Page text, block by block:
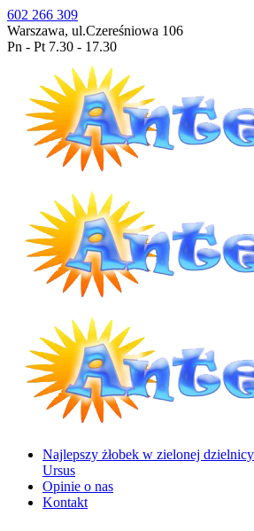
602 266 309
Warszawa, ul.Czereśniowa 106
Pn - Pt 7.30 - 17.30
Najlepszy żłobek w zielonej
Ursus
Opinie o nas
Kontakt